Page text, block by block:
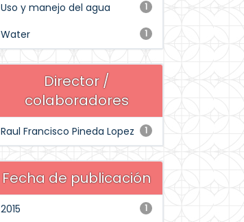
1
Uso y manejo del agua
1
Water
Director /
colaboradores
1
Raul Francisco Pineda Lopez
Fecha de publicación
1
2015